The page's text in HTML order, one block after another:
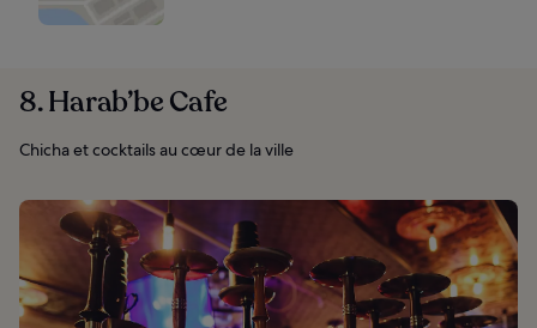
8. Harab’be Cafe
Chicha et cocktails au cœur de la ville